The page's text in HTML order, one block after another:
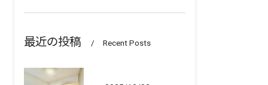
最近の投稿 Recent Posts